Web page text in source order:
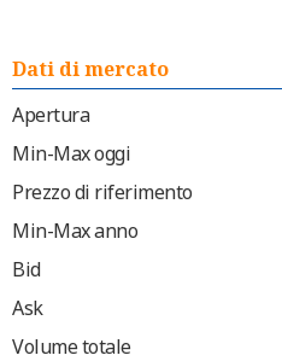
Dati di mercato
Apertura
Min-Max oggi
Prezzo di riferimento
Min-Max anno
Bid
Ask
Volume totale